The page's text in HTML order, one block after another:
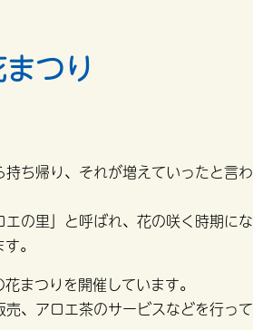
つり
ち帰り、それが増えていったと言わ
の里」と呼ばれ、花の咲く時期にな
。
まつりを開催しています。
、アロエ茶のサービスなどを行って